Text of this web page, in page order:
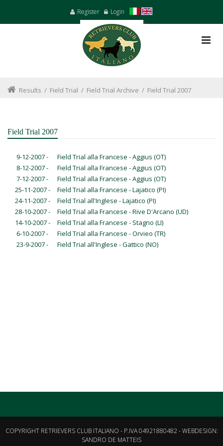
Register Login
Results / Field Trial / Field Trial Archive / Field Trial 2007
Field Trial 2007
9-12-2007 -
Field Trial alla Francese - Aggius (OT)
8-12-2007 -
Field Trial alla Francese - Aggius (OT)
7-12-2007 -
Field Trial alla Francese - Aggius (OT)
25-11-2007 -
Field Trial alla Francese - Lajatico (PI)
24-11-2007 -
Field Trial all'Inglese - Lajatico (PI)
28-10-2007 -
Field Trial alla Francese - Rive D'Arcano (UD)
14-10-2007 -
Field Trial alla Francese - Stagno (LI)
6-10-2007 -
Field Trial alla Francese - Orvieo (TR)
23-9-2007 -
Field Trial all'Inglese - Gattico (NO)
COPYRIGHT RETRIEVERS CLUB ITALIANO - P.IVA 04921880482 - WEBDESIGN:
SANDRO DE MATTEIS